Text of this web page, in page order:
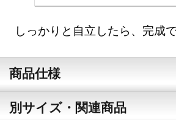
しっかりと自立したら、完成で
商品仕様
別サイズ・関連商品